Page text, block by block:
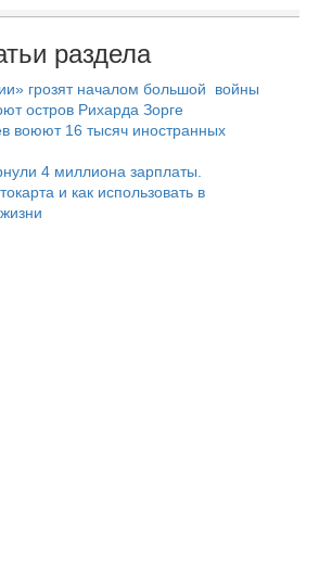
раздела
грозят началом большой войны
остров Рихарда Зорге
воюют 16 тысяч иностранных
4 миллиона зарплаты.
и как использовать в